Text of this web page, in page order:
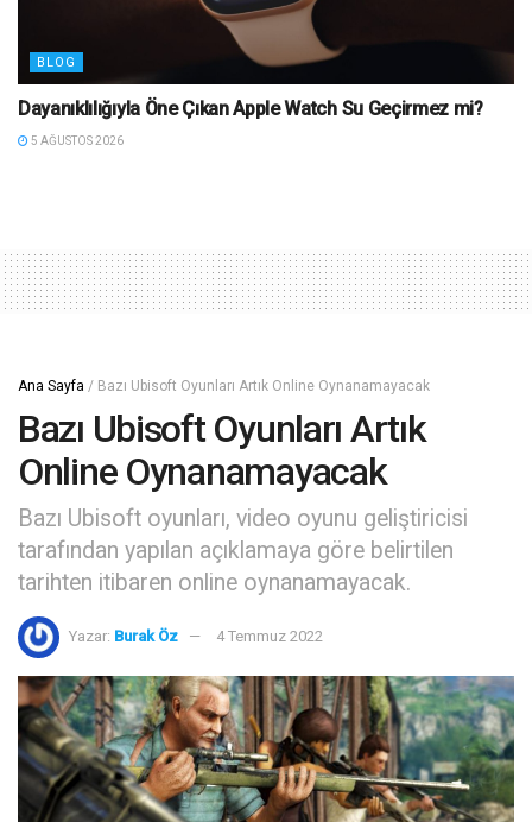
BLOG
Dayanıklılığıyla Öne Çıkan Apple Watch Su Geçirmez mi?
5 AĞUSTOS 2026
Ana Sayfa / Bazı Ubisoft Oyunları Artık Online Oynanamayacak
Bazı Ubisoft Oyunları Artık
Online Oynanamayacak
Bazı Ubisoft oyunları, video oyunu geliştiricisi
tarafından yapılan açıklamaya göre belirtilen
tarihten itibaren online oynanamayacak.
Yazar: Burak Öz 4 Temmuz 2022